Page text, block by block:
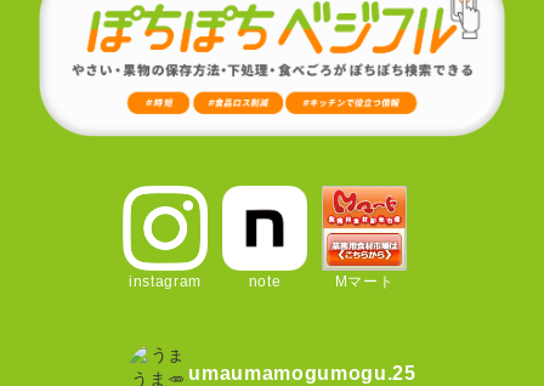
instagram note Mマート
umaumamogumogu.25